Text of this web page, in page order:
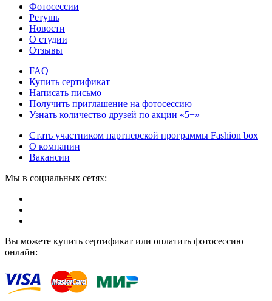
Фотосессии
Ретушь
Новости
О студии
Отзывы
FAQ
Купить сертификат
Написать письмо
Получить приглашение на фотосессию
Узнать количество друзей по акции «5+»
Стать участником партнерской программы Fashion box
О компании
Вакансии
Мы в социальных сетях:
Вы можете купить сертификат или оплатить фотосессию
онлайн: